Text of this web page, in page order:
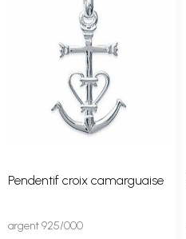
Pendentif croix camarguaise
argent 925/000